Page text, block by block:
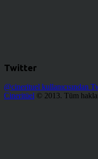
Twitter
@cinerituel kullanıcısından
Cineritüel © 2013. Tüm